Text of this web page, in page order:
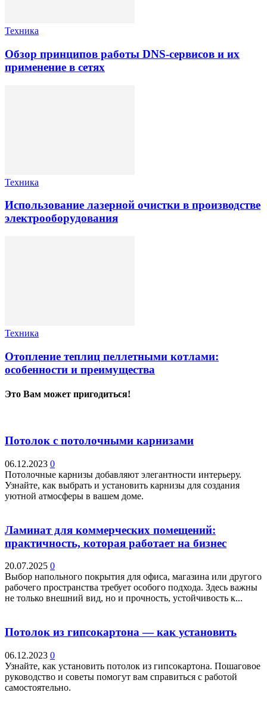
Техника
Обзор принципов работы DNS-сервисов и их
применение в сетях
Техника
Использование лазерной очистки в производстве
электрооборудования
Техника
Отопление теплиц пеллетными котлами:
особенности и преимущества
Это Вам может пригодиться!
Потолок с потолочными карнизами
06.12.2023 0
Потолочные карнизы добавляют элегантности интерьеру.
Узнайте, как выбрать и установить карнизы для создания
уютной атмосферы в вашем доме.
Ламинат для коммерческих помещений:
практичность, которая работает на бизнес
20.07.2025 0
Выбор напольного покрытия для офиса, магазина или другого
рабочего пространства требует особого подхода. Здесь важны
не только внешний вид, но и прочность, устойчивость к...
Потолок из гипсокартона — как установить
06.12.2023 0
Узнайте, как установить потолок из гипсокартона. Пошаговое
руководство и советы помогут вам справиться с работой
самостоятельно.